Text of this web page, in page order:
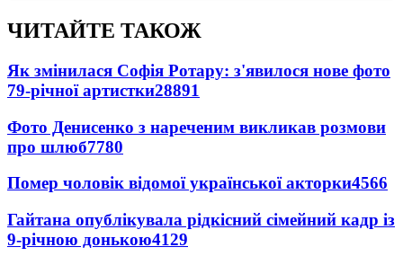
ЧИТАЙТЕ ТАКОЖ
Як змінилася Софія Ротару: з'явилося нове фото
79-річної артистки28891
Фото Денисенко з нареченим викликав розмови
про шлюб7780
Помер чоловік відомої української акторки4566
Гайтана опублікувала рідкісний сімейний кадр із
9-річною донькою4129